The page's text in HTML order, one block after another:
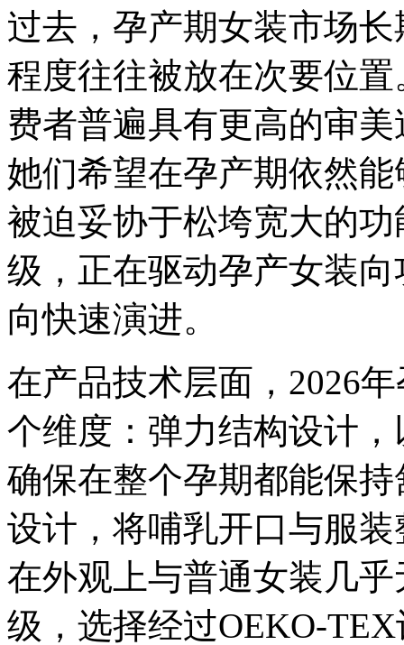
过去，孕产期女装市场
程度往往被放在次要位
费者普遍具有更高的审
她们希望在孕产期依然
被迫妥协于松垮宽大的
级，正在驱动孕产女装
向快速演进。
在产品技术层面，2026
个维度：弹力结构设计
确保在整个孕期都能保
设计，将哺乳开口与服
在外观上与普通女装几
级，选择经过OEKO-